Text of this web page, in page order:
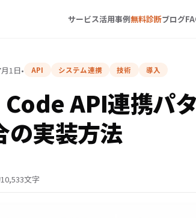
サービス活用事例無料診断ブログ
1日• API システム連携 技術 導入
API連携パ
の実装方法
文字